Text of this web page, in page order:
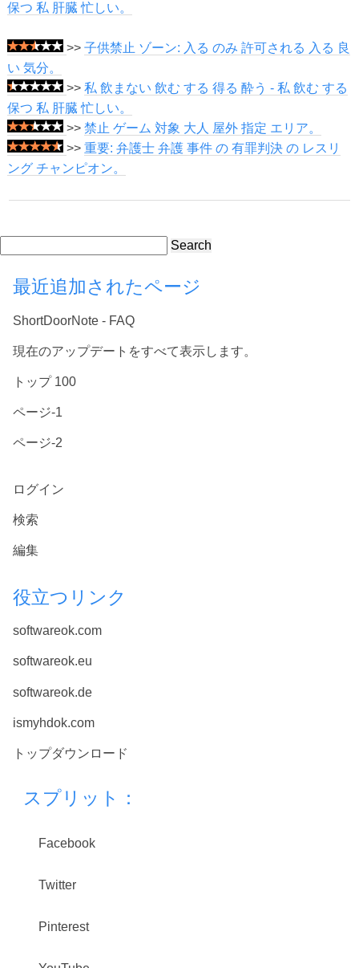
保つ 私 肝臓 忙しい。
>> 子供禁止 ゾーン: 入る のみ 許可される 入る 良
い 気分。
>> 私 飲まない 飲む する 得る 酔う - 私 飲む する
保つ 私 肝臓 忙しい。
>> 禁止 ゲーム 対象 大人 屋外 指定 エリア。
>> 重要: 弁護士 弁護 事件 の 有罪判決 の レスリ
ング チャンピオン。
Search
最近追加されたページ
ShortDoorNote - FAQ
現在のアップデートをすべて表示します。
トップ 100
ページ-1
ページ-2
ログイン
検索
編集
役立つリンク
softwareok.com
softwareok.eu
softwareok.de
ismyhdok.com
トップダウンロード
スプリット：
Facebook
Twitter
Pinterest